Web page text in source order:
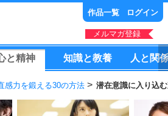
作品一覧 ログイン
メルマガ登録
と精神 知識と教養 人 と 関
感力を鍛える30の方法 潜在意識に入り込